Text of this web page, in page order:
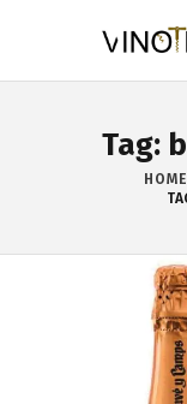
Tag:
HOME